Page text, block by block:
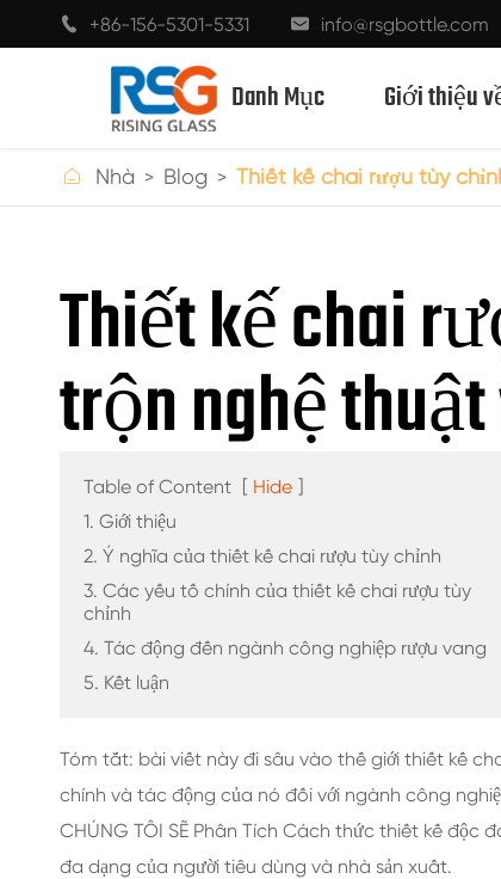
 +86-156-5301-5331  info@rsgbottle.com
Danh Mục
CHAI RƯỢU THỦY TINH
CHAI THỦY TINH MÀU SÂM BANH
CHAI BIA
CHAI DẦU
CHAI NƯỚC GIẢI KHÁT THỦY TINH
CHAI NƯỚC THỦY TINH
LỌ THỦY TINH
Giới thiệu
 Nhà Blog Thiết kế chai rượu tùy
Thiết kế chai
trộn nghệ
Table of Content [ Hide ]
1. Giới thiệu
2. Ý nghĩa của thiết kế chai rượu tùy chỉnh
3. Các yếu tố chính của thiết kế chai rượu tùy
chỉnh
4. Tác động đến ngành công nghiệp rượu vang
5. Kết luận
Tóm tắt: bài viết này đi sâu vào thế giới thiết kế
chính và tác động của nó đối với ngành công
CHÚNG TÔI SẼ Phân Tích Cách thức thiết kế
đa dạng của người tiêu dùng và nhà sản xuất.